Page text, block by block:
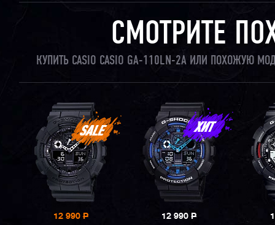
СМОТРИТЕ
КУПИТЬ CASIO CASIO GA-110LN-2A ИЛИ ПОХОЖУЮ
12 990P 12 990P